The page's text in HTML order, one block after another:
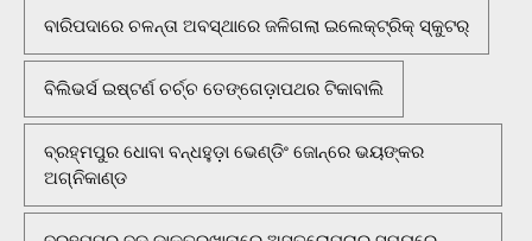
ବାରିପଦାରେ ଚଳନ୍ତା ଅବସ୍ଥାରେ ଜଳିଗଲା ଇଲେକ୍ଟ୍ରିକ୍ ସ୍କୁଟର୍
ବିଲିଭର୍ସ ଇଷ୍ଟର୍ଣ ଚର୍ଚ୍ଚ ତେଙ୍ଗେଡ଼ାପଥର ଟିକାବାଲି
ବ୍ରହ୍ମପୁର ଧୋବା ବନ୍ଧହୁଡ଼ା ଭେଣ୍ଡିଂ ଜୋନ୍‌ରେ ଭୟଙ୍କର
ଅଗ୍ନିକାଣ୍ଡ